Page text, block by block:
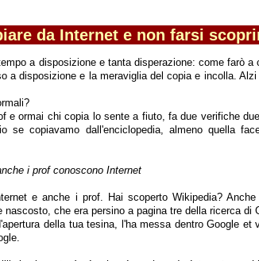
da Internet e non farsi
a disposizione e tanta disperazione: come farò a
a disposizione e la meraviglia del copia e incolla.
e ormai chi copia lo sente a fiuto, fa due verifiche
copiavamo dall'enciclopedia, almeno quella
i prof conoscono Internet
e anche i prof. Hai scoperto Wikipedia?
che era persino a pagina tre della ricerca di
della tua tesina, l'ha messa dentro Google et